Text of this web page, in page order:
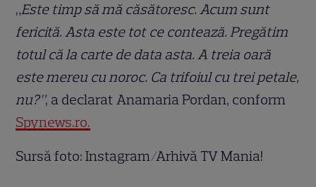
„Este timp să mă căsătoresc. Acum sunt
fericită. Asta este tot ce contează. Pregătim
totul că la carte de data asta. A treia oară
este mereu cu noroc. Ca trifoiul cu trei petale,
nu?”, a declarat Anamaria Pordan, conform
Spynews.ro.
Sursă foto: Instagram/Arhivă TV Mania!